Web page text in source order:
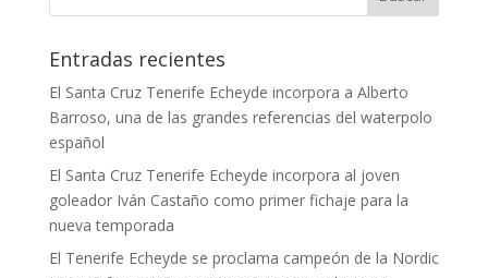
Entradas recientes
El Santa Cruz Tenerife Echeyde incorpora a Alberto
Barroso, una de las grandes referencias del waterpolo
español
El Santa Cruz Tenerife Echeyde incorpora al joven
goleador Iván Castaño como primer fichaje para la
nueva temporada
El Tenerife Echeyde se proclama campeón de la Nordic